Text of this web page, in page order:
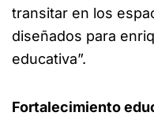
transitar en los
diseñados para
educativa”.
Fortalecimiento